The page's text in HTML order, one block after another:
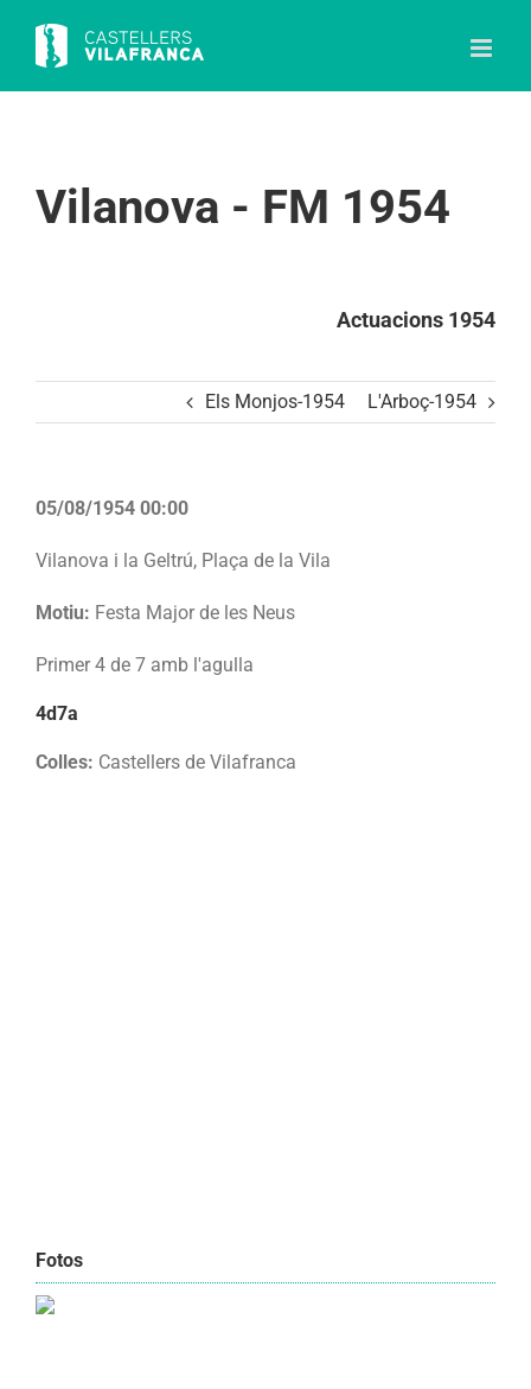
content
Vilanova - FM 1954
Actuacions 1954
Els Monjos-1954 L'Arboç-1954
05/08/1954 00:00
Vilanova i la Geltrú, Plaça de la Vila
Motiu: Festa Major de les Neus
Primer 4 de 7 amb l'agulla
4d7a
Colles: Castellers de Vilafranca
Fotos